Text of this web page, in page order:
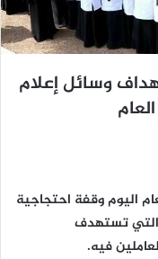
وسائل إعلام
اليوم وقفة احتجاجية
التي تستهدف
فيه.